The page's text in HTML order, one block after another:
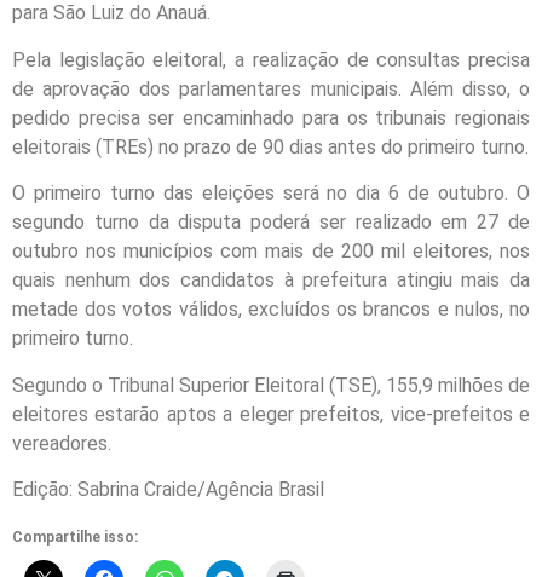
para São Luiz do Anauá.
Pela legislação eleitoral, a realização de consultas precisa
de aprovação dos parlamentares municipais. Além disso, o
pedido precisa ser encaminhado para os tribunais regionais
eleitorais (TREs) no prazo de 90 dias antes do primeiro turno.
O primeiro turno das eleições será no dia 6 de outubro. O
segundo turno da disputa poderá ser realizado em 27 de
outubro nos municípios com mais de 200 mil eleitores, nos
quais nenhum dos candidatos à prefeitura atingiu mais da
metade dos votos válidos, excluídos os brancos e nulos, no
primeiro turno.
Segundo o Tribunal Superior Eleitoral (TSE), 155,9 milhões de
eleitores estarão aptos a eleger prefeitos, vice-prefeitos e
vereadores.
Edição: Sabrina Craide/Agência Brasil
Compartilhe isso: